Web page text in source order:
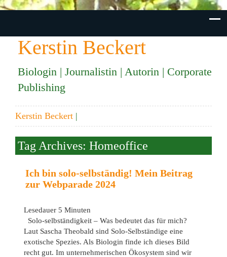
Kerstin Beckert
Biologin | Journalistin | Autorin | Corporate
Publishing
Kerstin Beckert |
Tag Archives: Homeoffice
Ich bin solo-selbständig! Mein Beitrag
zur Webparade 2024
Lesedauer 5 Minuten
Solo-selbständigkeit – Was bedeutet das für mich?
Laut Sascha Theobald sind Solo-Selbständige eine
exotische Spezies. Als Biologin finde ich dieses Bild
recht gut. Im unternehmerischen Ökosystem sind wir